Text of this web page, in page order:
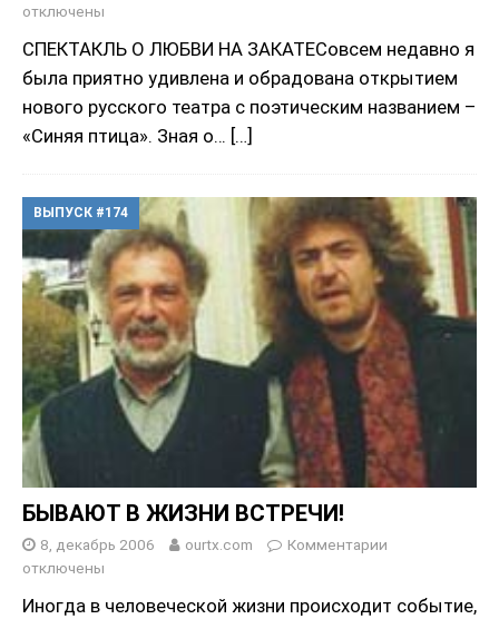
отключены
СПЕКТАКЛЬ О ЛЮБВИ НА ЗАКАТЕСовсем недавно я
была приятно удивлена и обрадована открытием
нового русского театра с поэтическим названием –
«Синяя птица». Зная о… […]
ВЫПУСК #174
БЫВАЮТ В ЖИЗНИ ВСТРЕЧИ!
8, декабрь 2006 ourtx.com
Комментарии
отключены
Иногда в человеческой жизни происходит событие,